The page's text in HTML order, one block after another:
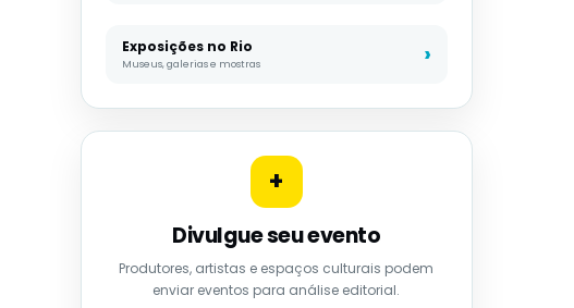
Exposições no Rio
Museus, galerias e mostras
+
Divulgue seu evento
Produtores, artistas e espaços culturais podem
enviar eventos para análise editorial.